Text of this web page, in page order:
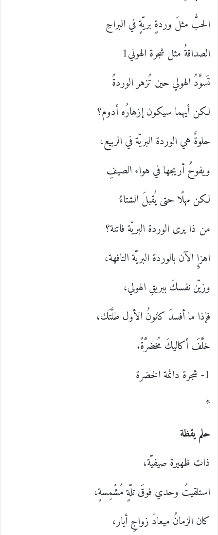
الحبُّ مثلَ وردةٍ بريّةٍ في البراحِ
الصداقةُ مثل شجرة الهولي1
تَسوَّدُ الهولي حين تُزهر الوردةُ
لكن أيهما سيكون إزهارُه أدوم؟
حلوةٌ هي الوردة البريّة في الربيع،
ويفوحُ أريجها في هواء الصيفِ
لكن مهلًا حتى يُقبلَ الشتاءُ
من ذا يرى الوردة البريّة فاتنة؟
اهزإِ الآن بالوردة البريّة التافهة،
وزيّن نفسكَ ببريقِ الهولي،
فإذا ما أفسدَ كانونُ الأول طلَّتَك،
خلَّفَ أكاليكَ مُخضرَّةً.
1- شجرة دائمة الخضرة
*
حلم يقظة
ذات ظهيرة صيفيّة،
استلقيتُ وحدي فوقَ تلّةٍ مُشْمِسةٍ،
كان الزمانُ ميعادَ زواجِ أيار،